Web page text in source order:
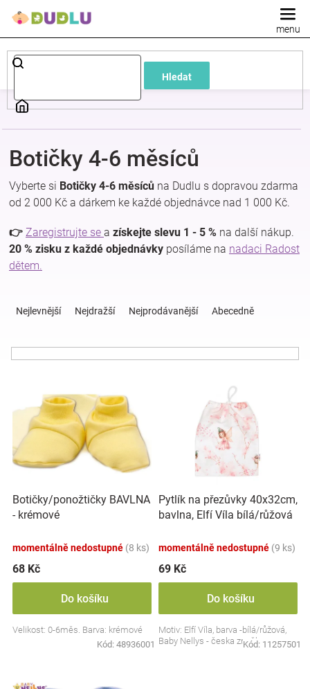
Hledat
Dětské
a
kojenecké
oblečení
Pokojíček
a
kojenecká
výbava
Hračky
zábava
pro
oblečení
Značky
Botičky 4-6 měsíců
Vyberte si Botičky 4-6 měsíců na Dudlu s dopravou zdarma
od 2 000 Kč a dárkem ke každé objednávce nad 1 000 Kč.
👉 Zaregistrujte se a získejte slevu 1 - 5 % na další nákup.
20 % zisku z každé objednávky posíláme na nadaci Radost
dětem.
o
u
k
ů
Nejlevnější Nejdražší Nejprodávanější Abecedně
p
s
p
o
d
u
t
ů
Botičky/ponožtičky BAVLNA
- krémové
momentálně nedostupné (8 ks)
68 Kč
Do košíku
Velikost: 0-6měs. Barva: krémové
Kód: 48936001
Pytlík na přezůvky 40x32cm,
bavlna, Elfí Víla bílá/růžová
momentálně nedostupné (9 ks)
69 Kč
Do košíku
Motiv: Elfí Víla, barva -bílá/růžová,
Baby Nellys - česka značka
Kód: 11257501